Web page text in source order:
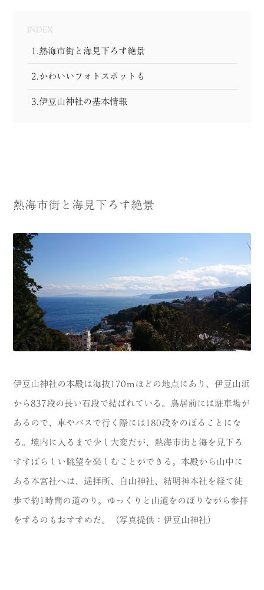
INDEX
1.熱海市街と海見下ろす絶景
2.かわいいフォトスポットも
3.伊豆山神社の基本情報
熱海市街と海見下ろす絶景
伊豆山神社の本殿は海抜170ｍほどの地点にあり、伊豆山浜
から837段の長い石段で結ばれている。鳥居前には駐車場が
あるので、車やバスで行く際には180段をのぼることにな
る。境内に入るまで少し大変だが、熱海市街と海を見下ろ
すすばらしい眺望を楽しむことができる。本殿から山中に
ある本宮社へは、遥拝所、白山神社、結明神本社を経て徒
歩で約1時間の道のり。ゆっくりと山道をのぼりながら参拝
をするのもおすすめだ。（写真提供：伊豆山神社）